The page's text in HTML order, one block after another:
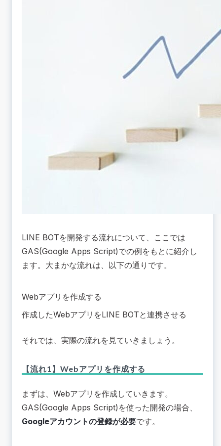
LINE BOTを開発する流れについて、ここでは
GAS(Google Apps Script)での例をもとに紹介し
ます。大まかな流れは、以下の通りです。
Webアプリを作成する
作成したWebアプリをLINE BOTと連携させる
それでは、実際の流れを見ていきましょう。
【流れ1】Webアプリを作成する
まずは、Webアプリを作成していきます。
GAS(Google Apps Script)を使った開発の場合、
Googleアカウントの登録が必要です。